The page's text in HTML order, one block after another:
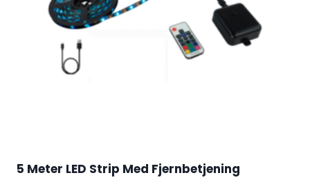
5 Meter LED Strip Med Fjernbetjening